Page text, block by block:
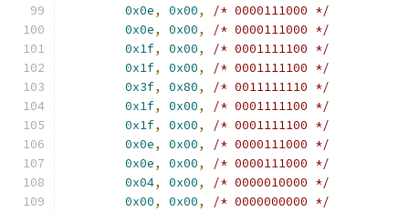
0x0e, 0x00,
/* 0000111000 */
0x0e, 0x00,
/* 0000111000 */
0x1f, 0x00,
/* 0001111100 */
0x1f, 0x00,
/* 0001111100 */
0x3f, 0x80,
/* 0011111110 */
0x1f, 0x00,
/* 0001111100 */
0x1f, 0x00,
/* 0001111100 */
0x0e, 0x00,
/* 0000111000 */
0x0e, 0x00,
/* 0000111000 */
0x04, 0x00,
/* 0000010000 */
0x00, 0x00,
/* 0000000000 */